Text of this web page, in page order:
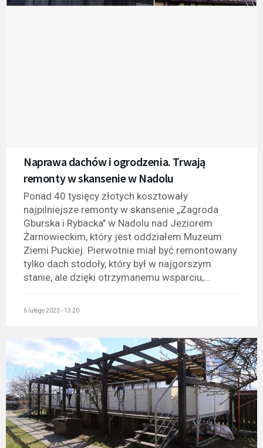
Naprawa dachów i ogrodzenia. Trwają
remonty w skansenie w Nadolu
Ponad 40 tysięcy złotych kosztowały
najpilniejsze remonty w skansenie „Zagroda
Gburska i Rybacka" w Nadolu nad Jeziorem
Żarnowieckim, który jest oddziałem Muzeum
Ziemi Puckiej. Pierwotnie miał być remontowany
tylko dach stodoły, który był w najgorszym
stanie, ale dzięki otrzymanemu wsparciu,...
6 lutego 2023 - 13:20